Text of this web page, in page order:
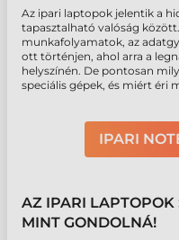
Az ipari laptopok jelentik a
tapasztalható valóság
munkafolyamatok, az
ott történjen, ahol arra a
helyszínén. De pontosan
speciális gépek, és miért éri
IPARI
AZ IPARI LAPTOPOK
MINT GONDOLNÁ!